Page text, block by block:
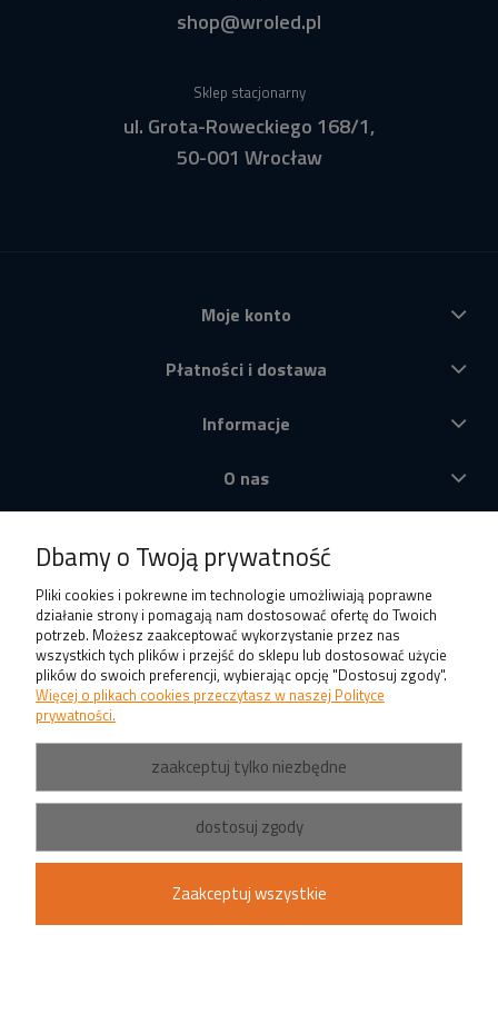
shop@wroled.pl
Sklep stacjonarny
ul. Grota-Roweckiego 168/1,
50-001 Wrocław
Moje konto
Płatności i dostawa
Informacje
O nas
Dbamy o Twoją prywatność
Pliki cookies i pokrewne im technologie umożliwiają poprawne
działanie strony i pomagają nam dostosować ofertę do Twoich
potrzeb. Możesz zaakceptować wykorzystanie przez nas
wszystkich tych plików i przejść do sklepu lub dostosować użycie
plików do swoich preferencji, wybierając opcję "Dostosuj zgody".
Więcej o plikach cookies przeczytasz w naszej Polityce
prywatności.
zaakceptuj tylko niezbędne
dostosuj zgody
Zaakceptuj wszystkie